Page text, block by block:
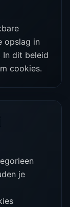
opslag in
In dit beleid
cookies.
je